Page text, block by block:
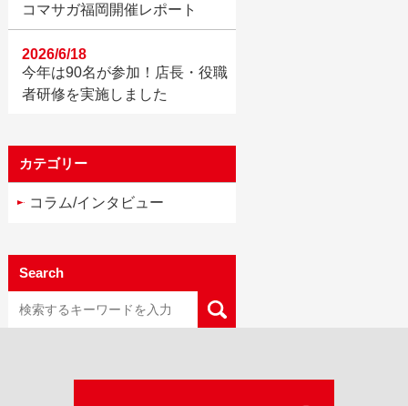
コマサガ福岡開催レポート
今年は90名が参加！店長・役職
者研修を実施しました
2026/6/18
カテゴリー
コラム/インタビュー
Search